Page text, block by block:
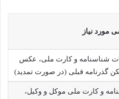
مورد نیاز
شناسنامه و کارت ملی، عکس
گذرنامه قبلی (در صورت تمدید)
و کارت ملی موکل و وکیل،